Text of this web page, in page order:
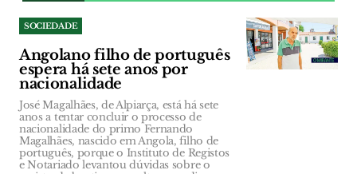
SOCIEDADE
Angolano filho de português
espera há sete anos por
nacionalidade
José Magalhães, de Alpiarça, está há sete
anos a tentar concluir o processo de
nacionalidade do primo Fernando
Magalhães, nascido em Angola, filho de
português, porque o Instituto de Registos
e Notariado levantou dúvidas sobre o